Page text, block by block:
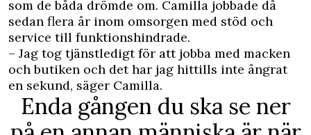
som de båda drömde om. Camilla jobbade då
sedan flera år inom omsorgen med stöd och
service till funktionshindrade.
– Jag tog tjänstledigt för att jobba med macken
och butiken och det har jag hittills inte ångrat
en sekund, säger Camilla.
Enda gången du ska se ner